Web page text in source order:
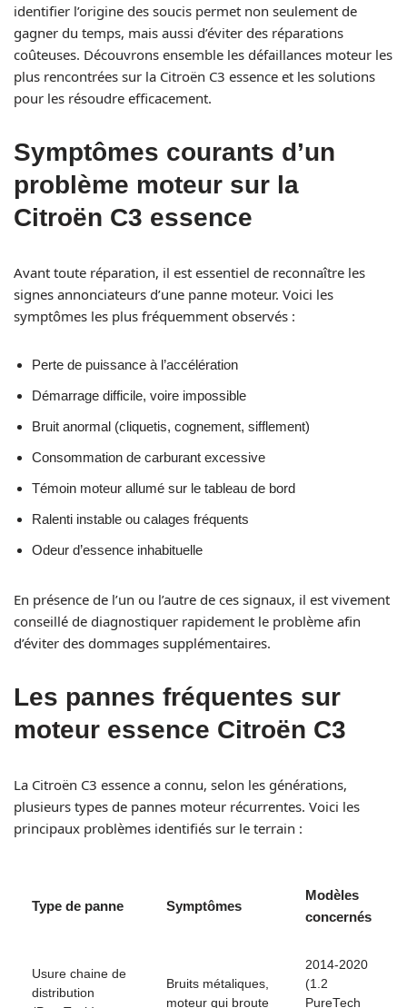
identifier l’origine des soucis permet non seulement de
gagner du temps, mais aussi d’éviter des réparations
coûteuses. Découvrons ensemble les défaillances moteur les
plus rencontrées sur la Citroën C3 essence et les solutions
pour les résoudre efficacement.
Symptômes courants d’un
problème moteur sur la
Citroën C3 essence
Avant toute réparation, il est essentiel de reconnaître les
signes annonciateurs d’une panne moteur. Voici les
symptômes les plus fréquemment observés :
Perte de puissance à l’accélération
Démarrage difficile, voire impossible
Bruit anormal (cliquetis, cognement, sifflement)
Consommation de carburant excessive
Témoin moteur allumé sur le tableau de bord
Ralenti instable ou calages fréquents
Odeur d’essence inhabituelle
En présence de l’un ou l’autre de ces signaux, il est vivement
conseillé de diagnostiquer rapidement le problème afin
d’éviter des dommages supplémentaires.
Les pannes fréquentes sur
moteur essence Citroën C3
La Citroën C3 essence a connu, selon les générations,
plusieurs types de pannes moteur récurrentes. Voici les
principaux problèmes identifiés sur le terrain :
Type de panne Symptômes
Modèles
concernés
Usure chaine de
distribution
Bruits métaliques,
moteur qui broute
2014-2020
(1.2
PureTech